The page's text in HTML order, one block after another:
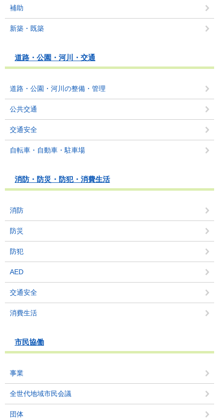
補助
新築・既築
道路・公園・河川・交通
道路・公園・河川の整備・管理
公共交通
交通安全
自転車・自動車・駐車場
消防・防災・防犯・消費生活
消防
防災
防犯
AED
交通安全
消費生活
市民協働
事業
全世代地域市民会議
団体